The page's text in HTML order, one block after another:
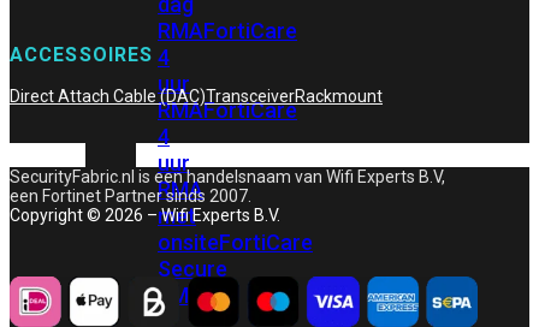
RMAFortiCare
4
uur
RMAFortiCare
4
uur
RMA
met
onsiteFortiCare
Secure
RMA
ACCESSOIRES
Direct Attach Cable (DAC)TransceiverRackmount
SecurityFabric.nl is een handelsnaam van Wifi Experts B.V,
een Fortinet Partner sinds 2007.
Copyright © 2026 – Wifi Experts B.V.